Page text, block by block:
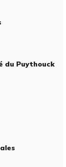
du Puythouck